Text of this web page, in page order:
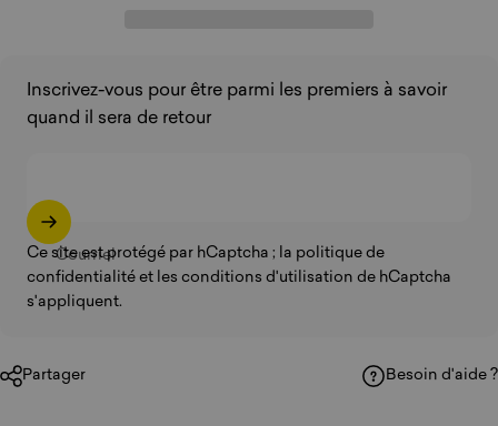
Inscrivez-vous pour être parmi les premiers à savoir
quand il sera de retour
Courriel
Ce site est protégé par hCaptcha ; la politique de
confidentialité et les conditions d'utilisation de hCaptcha
s'appliquent.
Partager Besoin d'aide ?